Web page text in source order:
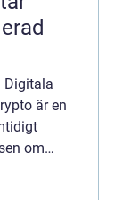
Digitala
är en
om